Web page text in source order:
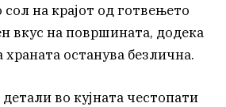
на крајот од готвењето
вкус на површината, додека
останува безлична.
во кујната честопати